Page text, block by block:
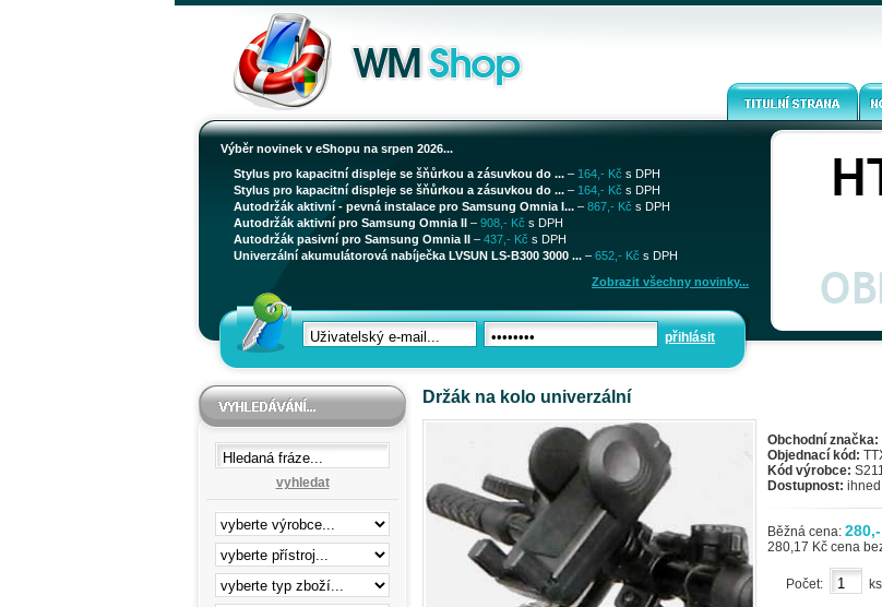
Výběr novinek v eShopu na srpen 2026...
Stylus pro kapacitní displeje se šňůrkou a zásuvkou do ... – 164,- Kč s DPH
Stylus pro kapacitní displeje se šňůrkou a zásuvkou do ... – 164,- Kč s DPH
Autodržák aktivní - pevná instalace pro Samsung Omnia I... – 867,- Kč s DPH
Autodržák aktivní pro Samsung Omnia II – 908,- Kč s DPH
Autodržák pasivní pro Samsung Omnia II – 437,- Kč s DPH
Univerzální akumulátorová nabíječka LVSUN LS-B300 3000 ... – 652,- Kč s DPH
Zobrazit všechny novinky...
přihlásit
vyhledat
Držák na kolo univerzální
Obchodní značka:
Objednací kód:
Kód výrobce:
Dostupnost: ihned
Běžná cena:
280,17 Kč cena
Počet: